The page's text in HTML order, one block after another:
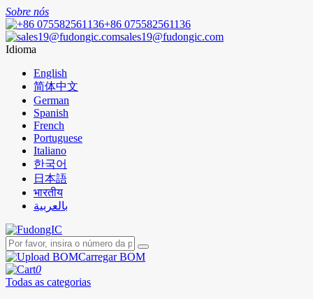
Sobre nós
+86 075582561136
sales19@fudongic.com
Idioma
English
简体中文
German
Spanish
French
Portuguese
Italiano
한국어
日本語
भारतीय
بالعربية
Carregar BOM
0
Todas as categorias